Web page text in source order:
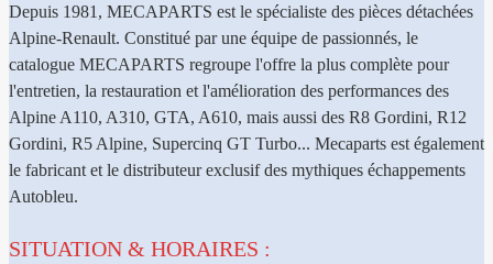
Depuis 1981, MECAPARTS est le spécialiste des pièces détachées
Alpine-Renault. Constitué par une équipe de passionnés, le
catalogue MECAPARTS regroupe l'offre la plus complète pour
l'entretien, la restauration et l'amélioration des performances des
Alpine A110, A310, GTA, A610, mais aussi des R8 Gordini, R12
Gordini, R5 Alpine, Supercinq GT Turbo... Mecaparts est également
le fabricant et le distributeur exclusif des mythiques échappements
Autobleu.
SITUATION & HORAIRES :